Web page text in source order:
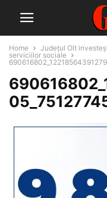
Home
Județul Olt
serviciilor sociale